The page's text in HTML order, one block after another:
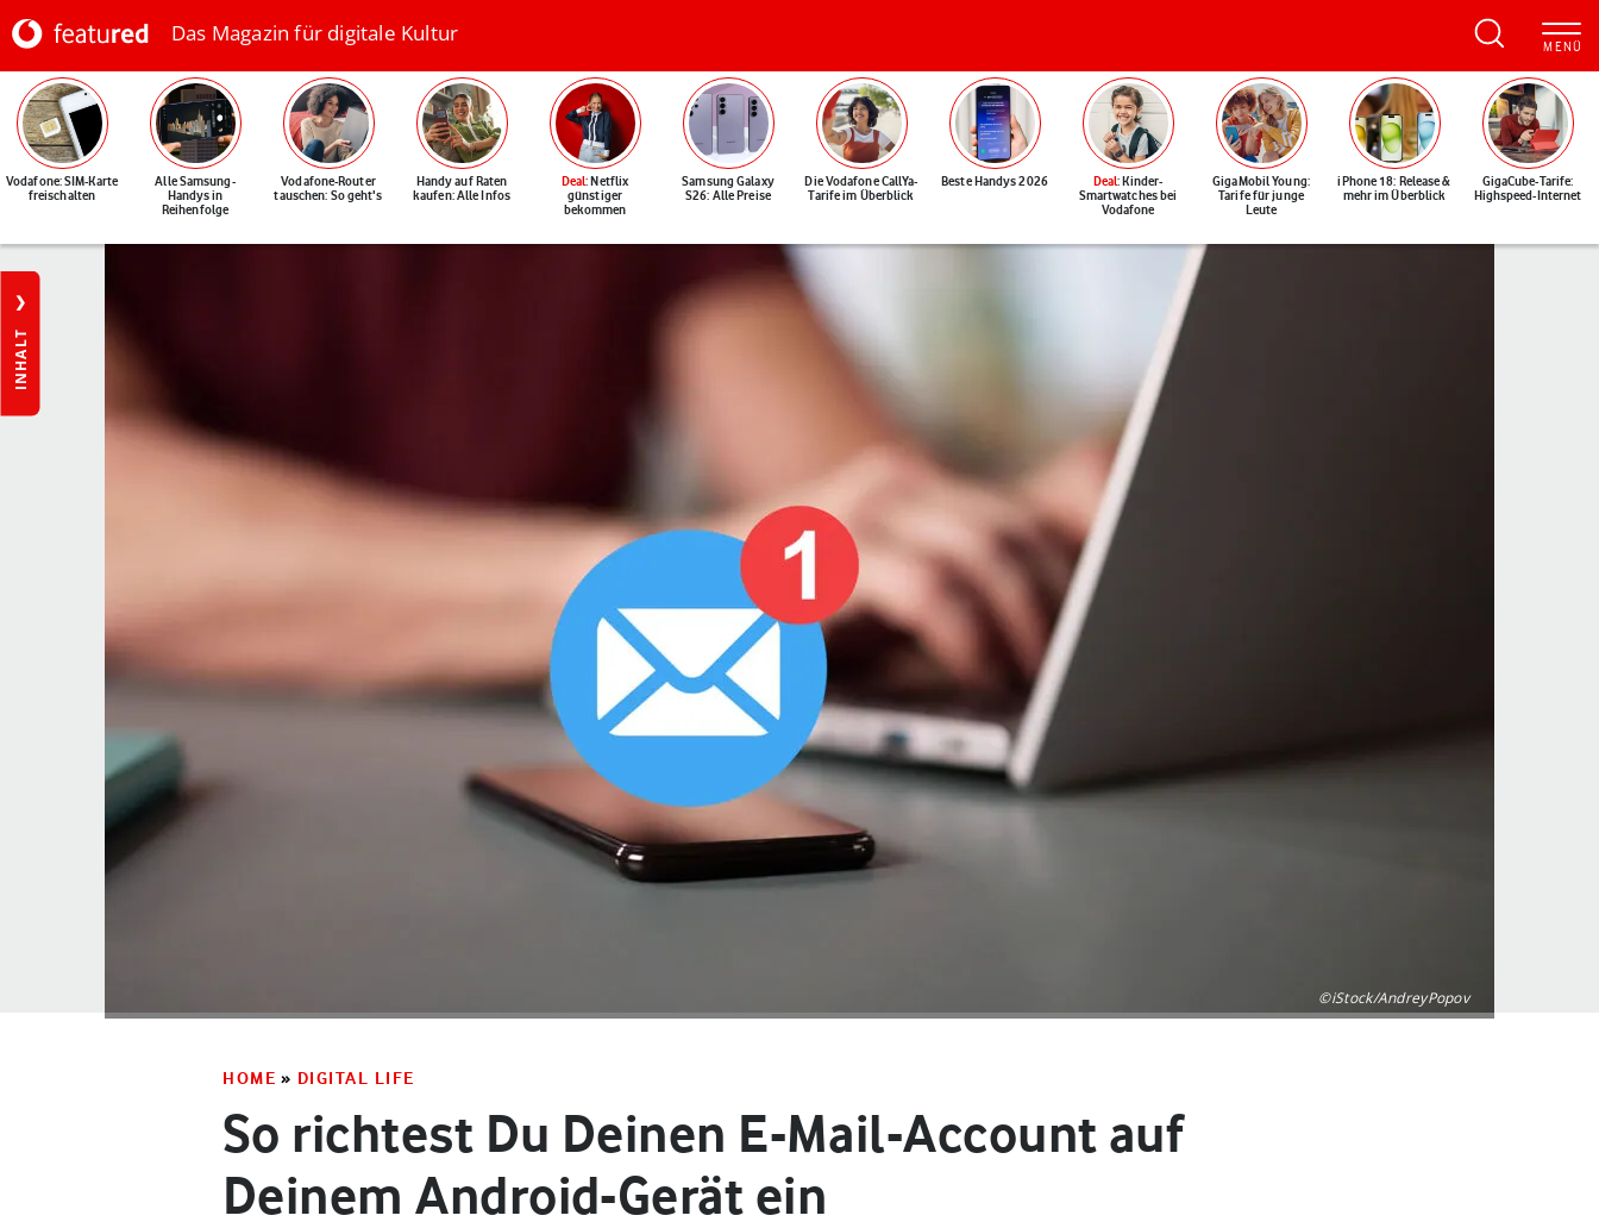
Das Magazin für digitale Kultur
Vodafone: SIM-Karte
freischalten
Alle Samsung-
Handys in
Reihenfolge
Vodafone-Router
tauschen: So geht's
Handy auf Raten
kaufen: Alle Infos
Deal: Netflix
günstiger
bekommen
Samsung Galaxy
S26: Alle Preise
Die Vodafone CallYa-
Tarife im Überblick
Beste Handys 2026 Deal: Kinder-
Smartwatches bei
Vodafone
GigaMobil Young:
Tarife für junge
Leute
iPhone 18: Release &
mehr im Überblick
GigaCube-Tarife:
Highspeed-Internet
INHALT
©iStock/AndreyPopov
HOME » DIGITAL LIFE
So richtest Du Deinen E-Mail-Account auf
Deinem Android-Gerät ein